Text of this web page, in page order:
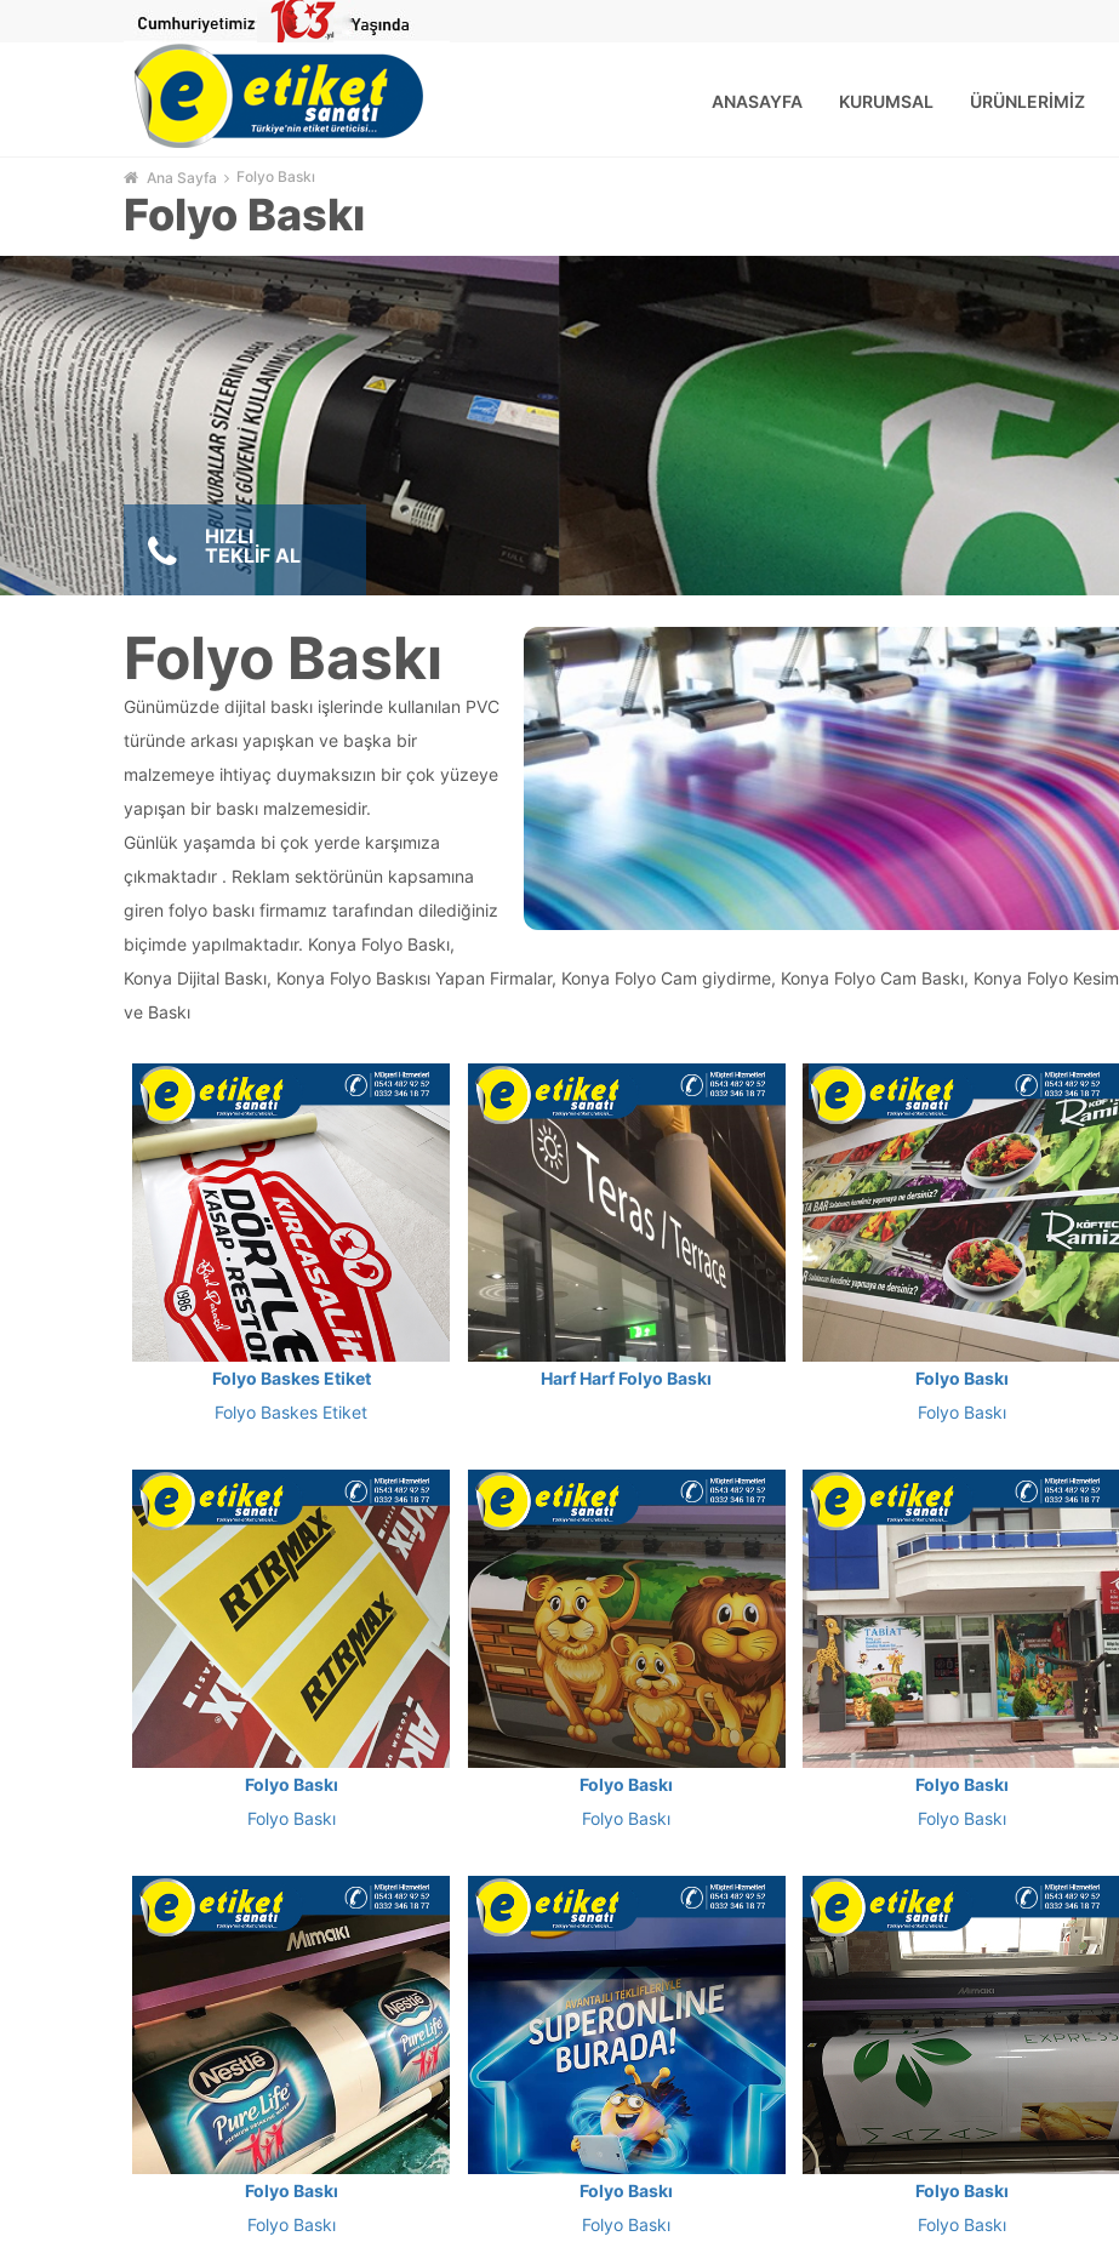
ANASAYFA KURUMSAL ÜRÜNLERİMİZ
Ana Sayfa Folyo Baskı
Folyo Baskı
HIZLI
TEKLİF AL
Folyo Baskı
Günümüzde dijital baskı işlerinde kullanılan PVC
türünde arkası yapışkan ve başka bir
malzemeye ihtiyaç duymaksızın bir çok yüzeye
yapışan bir baskı malzemesidir.
Günlük yaşamda bi çok yerde karşımıza
çıkmaktadır . Reklam sektörünün kapsamına
giren folyo baskı firmamız tarafından dilediğiniz
biçimde yapılmaktadır. Konya Folyo Baskı,
Konya Dijital Baskı, Konya Folyo Baskısı Yapan Firmalar, Konya Folyo Cam giydirme, Konya Folyo Cam Baskı, Konya Folyo Kesim
ve Baskı
Folyo Baskes Etiket
Folyo Baskes Etiket
Harf Harf Folyo Baskı
Folyo Baskı
Folyo Baskı
Folyo Baskı
Folyo Baskı
Folyo Baskı
Folyo Baskı
Folyo Baskı
Folyo Baskı
Folyo Baskı
Folyo Baskı
Folyo Baskı
Folyo Baskı
Folyo Baskı
Folyo Baskı